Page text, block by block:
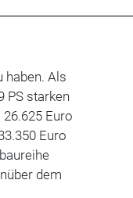
haben. Als
PS starken
Euro
Euro
dem